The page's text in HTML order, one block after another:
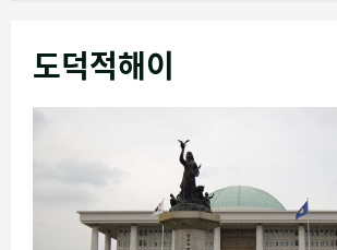
도덕적해이